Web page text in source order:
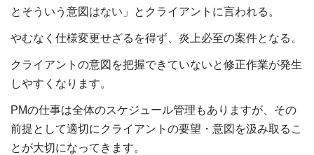
とそういう意図はない」とクライアントに言われる。
やむなく仕様変更せざるを得ず、炎上必至の案件となる。
クライアントの意図を把握できていないと修正作業が発生
しやすくなります。
PMの仕事は全体のスケジュール管理もありますが、その
前提として適切にクライアントの要望・意図を汲み取るこ
とが大切になってきます。